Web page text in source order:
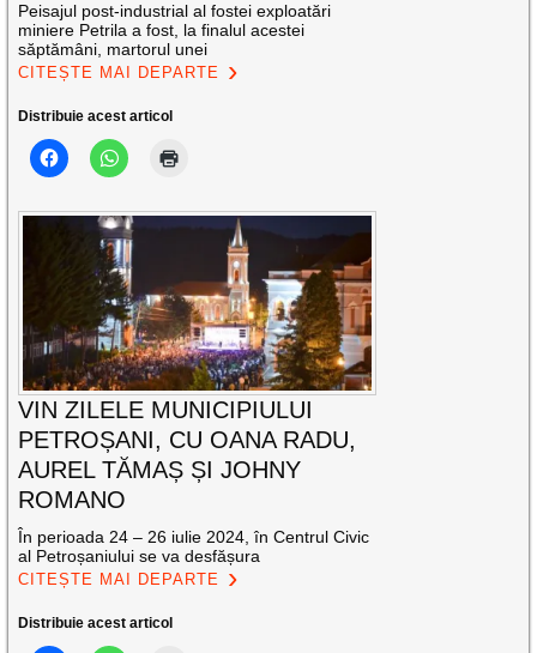
Peisajul post-industrial al fostei exploatări
miniere Petrila a fost, la finalul acestei
săptămâni, martorul unei
CITEȘTE MAI DEPARTE
Distribuie acest articol
VIN ZILELE MUNICIPIULUI
PETROȘANI, CU OANA RADU,
AUREL TĂMAȘ ȘI JOHNY
ROMANO
În perioada 24 – 26 iulie 2024, în Centrul Civic
al Petroșaniului se va desfășura
CITEȘTE MAI DEPARTE
Distribuie acest articol